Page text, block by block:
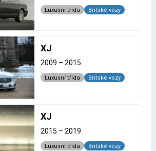
Luxusní třída Britské vozy
XJ
2009 – 2015
Luxusní třída Britské vozy
XJ
2015 – 2019
Luxusní třída Britské vozy